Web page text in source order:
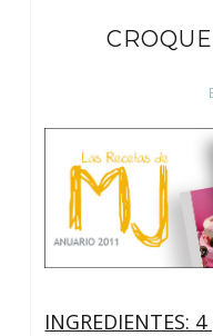
INGREDIENTES :